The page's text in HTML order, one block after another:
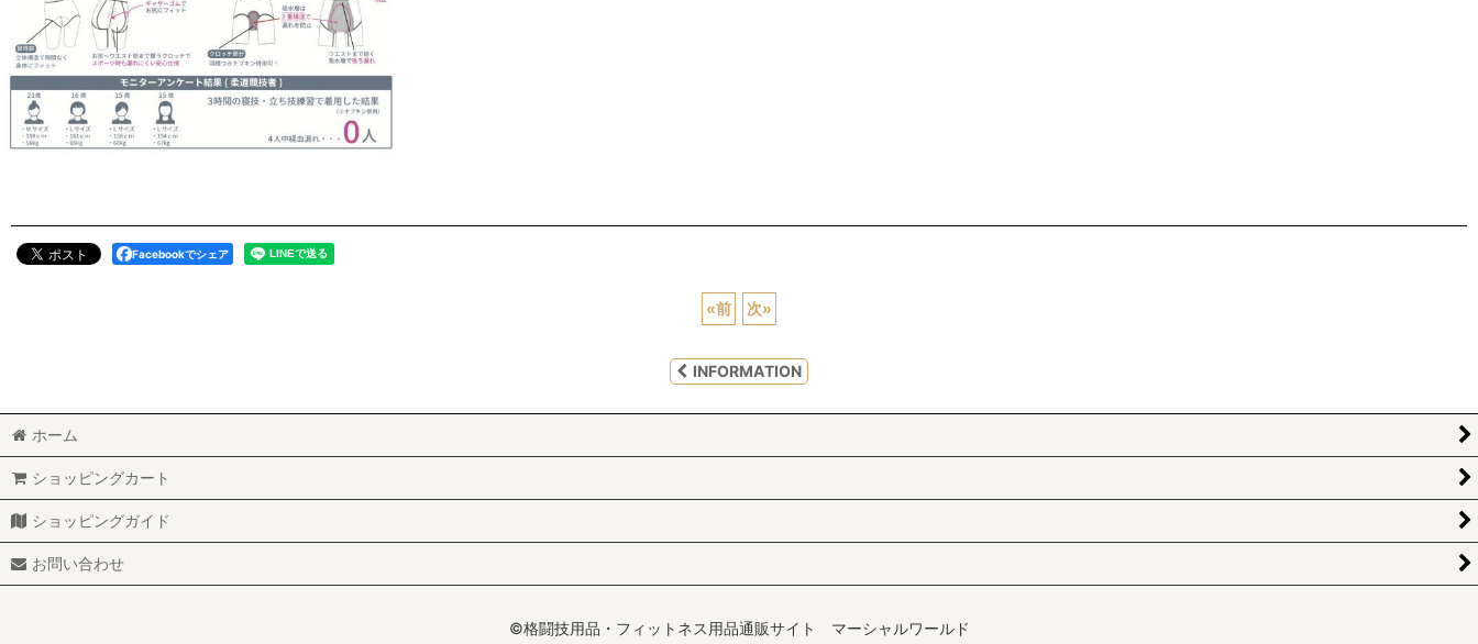
Facebookでシェア
«前 次»
INFORMATION
ホーム
ショッピングカート
ショッピングガイド
お問い合わせ
©格闘技用品・フィットネス用品通販サイト マーシャルワールド